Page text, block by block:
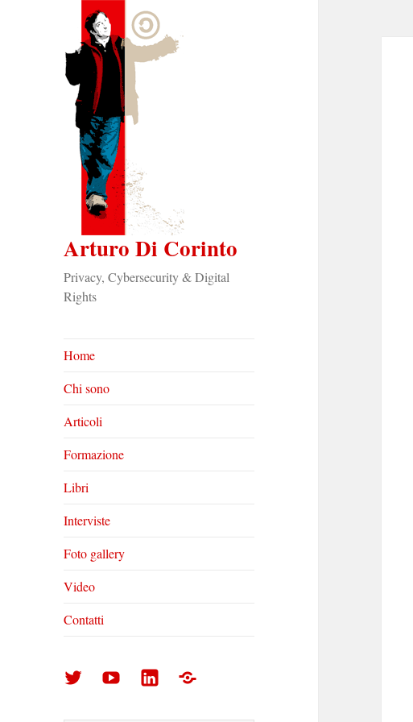
Arturo Di Corinto
Privacy, Cybersecurity & Digital
Rights
Home
Chi sono
Articoli
Formazione
Libri
Interviste
Foto gallery
Video
Contatti
ArturoArturoArturoFoto